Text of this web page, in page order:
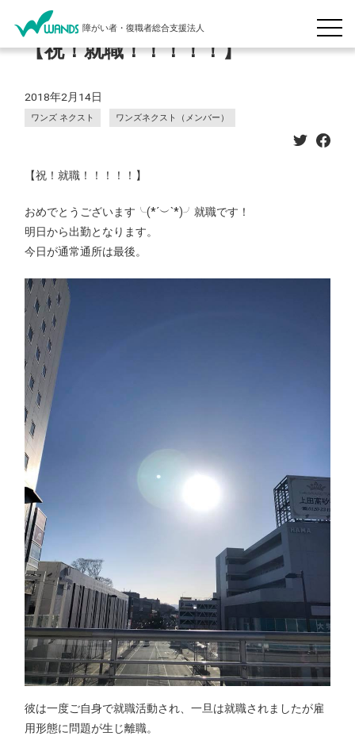
障がい者・復職者総合支援法人
【祝！就職！！！！！】
2018年2月14日
ワンズ ネクスト ワンズネクスト（メンバー）
【祝！就職！！！！！】
おめでとうございます╰(*´︶`*)╯就職です！
明日から出勤となります。
今日が通常通所は最後。
彼は一度ご自身で就職活動され、一旦は就職されましたが雇
用形態に問題が生じ離職。